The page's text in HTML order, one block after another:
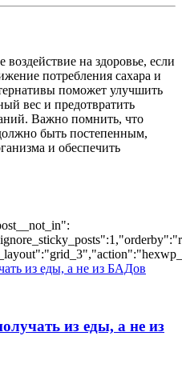
на здоровье, если
потребления сахара и
поможет улучшить
вес и предотвратить
Важно помнить, что
быть постепенным,
и обеспечить
из еды, а не из